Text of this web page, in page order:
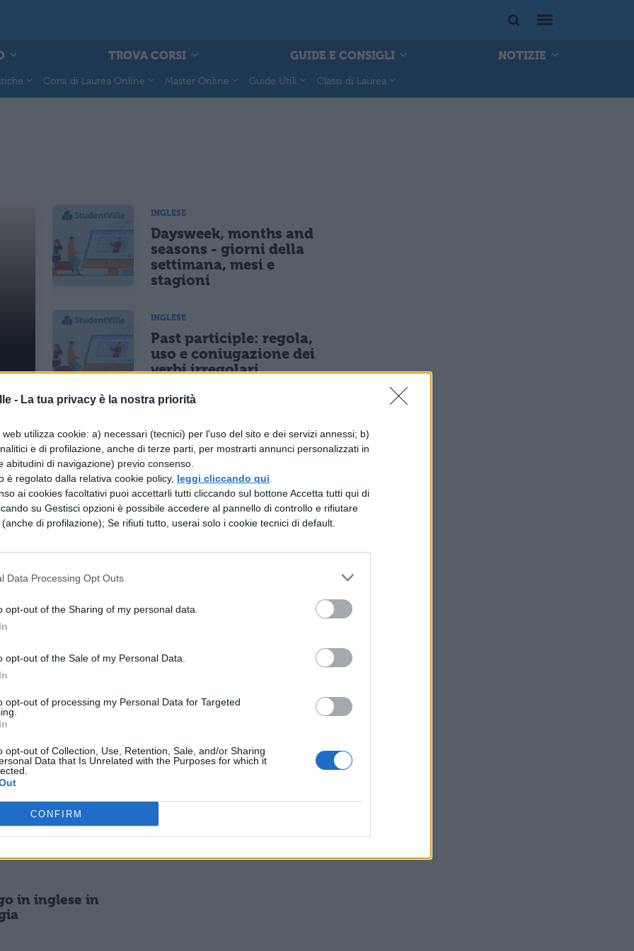
- La tua privacy è la nostra priorità
utilizza cookie: a) necessari (tecnici) per l'uso del sito e dei servizi annessi; b)
e di profilazione, anche di terze parti, per mostrarti annunci personalizzati in
abitudini di navigazione) previo consenso.
è regolato dalla relativa cookie policy, leggi cliccando qui
ai cookies facoltativi puoi accettarli tutti cliccando sul bottone Accetta tutti qui di
su Gestisci opzioni è possibile accedere al pannello di controllo e rifiutare
di profilazione); Se rifiuti tutto, userai solo i cookie tecnici di default.
Data Processing Opt Outs
opt-out of the Sharing of my personal data.
opt-out of the Sale of my Personal Data.
opt-out of processing my Personal Data for Targeted
opt-out of Collection, Use, Retention, Sale, and/or Sharing
Data that Is Unrelated with the Purposes for which it
CONFIRM
TROVA CORSI GUIDE E CONSIGLI
NOTIZIE
Corsi di Laurea Online Master Online Guide Utili Classi di Laurea
INGLESE
Daysweek, months and
seasons - giorni della
settimana, mesi e
stagioni
INGLESE
Past participle: regola,
uso e coniugazione dei
verbi irregolari
in inglese sulle
INGLESE
The First
"avere" in
Dialogo in inglese sulla
in inglese ad un
Lettera in inglese:
music
journey
in inglese: a
the Fast Food
in inglese in